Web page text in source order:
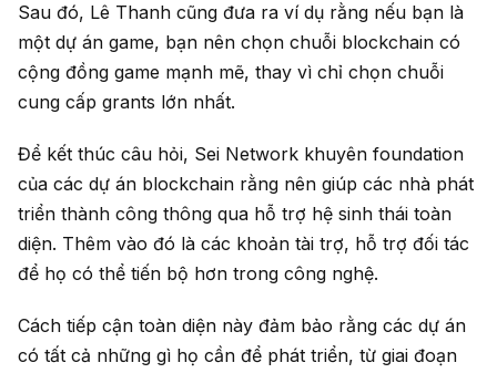
Sau đó, Lê Thanh cũng đưa ra ví dụ rằng nếu bạn là
một dự án game, bạn nên chọn chuỗi blockchain có
cộng đồng game mạnh mẽ, thay vì chỉ chọn chuỗi
cung cấp grants lớn nhất.
Để kết thúc câu hỏi, Sei Network khuyên foundation
của các dự án blockchain rằng nên giúp các nhà phát
triển thành công thông qua hỗ trợ hệ sinh thái toàn
diện. Thêm vào đó là các khoản tài trợ, hỗ trợ đối tác
để họ có thể tiến bộ hơn trong công nghệ.
Cách tiếp cận toàn diện này đảm bảo rằng các dự án
có tất cả những gì họ cần để phát triển, từ giai đoạn